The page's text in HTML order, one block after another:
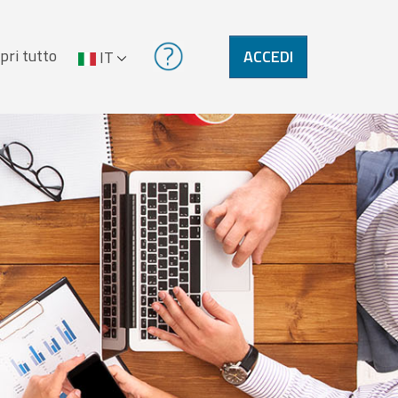
tutto IT ACCEDI